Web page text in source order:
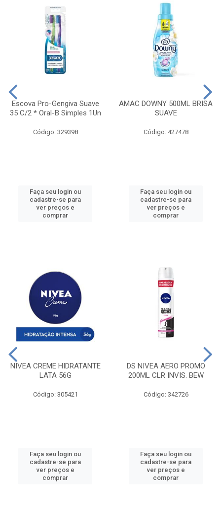
Escova Pro-Gengiva Suave
35 C/2 * Oral-B Simples 1Un
Código: 329398
Faça seu login ou
cadastre-se para
ver preços e
comprar
AMAC DOWNY 500ML BRISA
SUAVE
Código: 427478
Faça seu login ou
cadastre-se para
ver preços e
comprar
NIVEA CREME HIDRATANTE
LATA 56G
Código: 305421
Faça seu login ou
cadastre-se para
ver preços e
comprar
DS NIVEA AERO PROMO
200ML CLR INVIS. BEW
Código: 342726
Faça seu login ou
cadastre-se para
ver preços e
comprar